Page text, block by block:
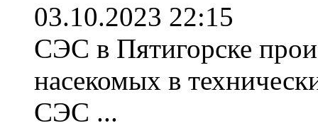
03.10.2023 22:15
СЭС в Пятигорске
насекомых в
СЭС ...